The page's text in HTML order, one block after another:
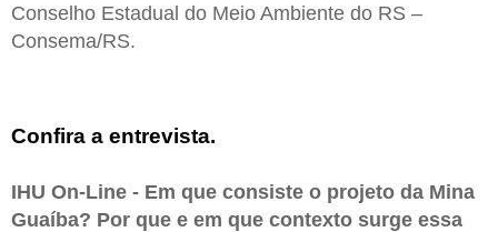
Conselho Estadual do Meio Ambiente do RS –
Consema/RS.
Confira a entrevista.
IHU On-Line - Em que consiste o projeto da Mina
Guaíba? Por que e em que contexto surge essa